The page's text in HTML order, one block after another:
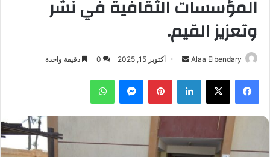
المؤسسات الثقافية في نشر
وتعزيز القيم.
Alaa Elbendary
أرسل
إلكترونيا
أكتوبر 15, 2025 0 دقيقة واحدة
فيسبوك ‫X لينكدإن بينتيريستماسنجر واتساب